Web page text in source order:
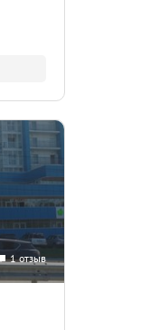
1 отзыв